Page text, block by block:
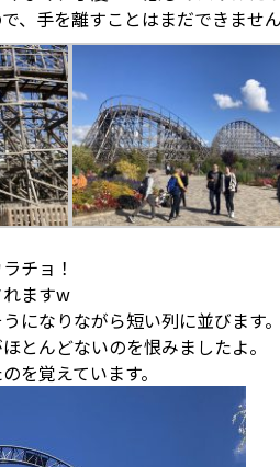
、手を離すことはまだできませ
チョ！
ますw
になりながら短い列に並びます
とんどないのを恨みましたよ。
を覚えています。